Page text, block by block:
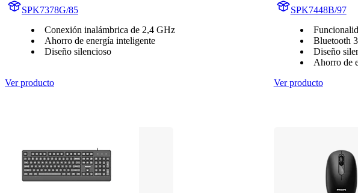
SPK7378G/85
Conexión inalámbrica de 2,4 GHz
Ahorro de energía inteligente
Diseño silencioso
Ver producto
SPK7448B/97
Bluetooth
Diseño
Ahorro de
Ver producto